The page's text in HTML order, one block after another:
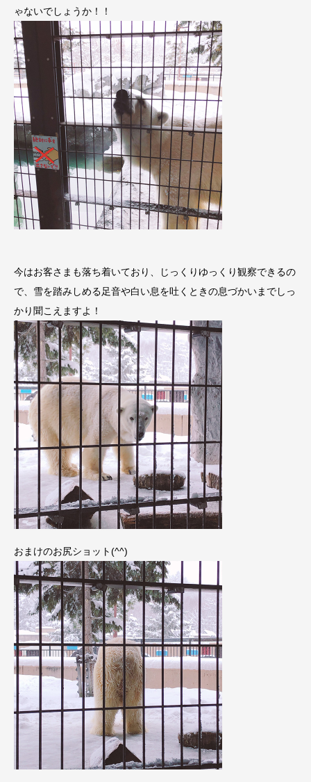
ゃないでしょうか！！
今はお客さまも落ち着いており、じっくりゆっくり観察できるの
で、雪を踏みしめる足音や白い息を吐くときの息づかいまでしっ
かり聞こえますよ！
おまけのお尻ショット(^^)